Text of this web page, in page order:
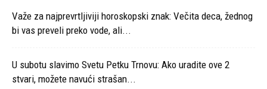
Važe za najprevrtljiviji horoskopski znak: Večita deca, žednog
bi vas preveli preko vode, ali...
U subotu slavimo Svetu Petku Trnovu: Ako uradite ove 2
stvari, možete navući strašan...